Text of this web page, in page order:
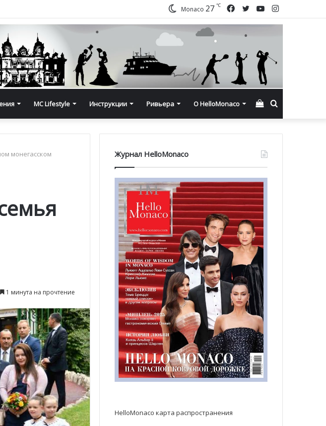
Instagram
YouTube
Twitter
Facebook
Monaco 27 ℃
MC Lifestyle Инструкции Ривьера О HelloMonaco Смотреть
корзину
монегасском
1 минута на прочтение
Журнал HelloMonaco
HelloMonaco карта распространения